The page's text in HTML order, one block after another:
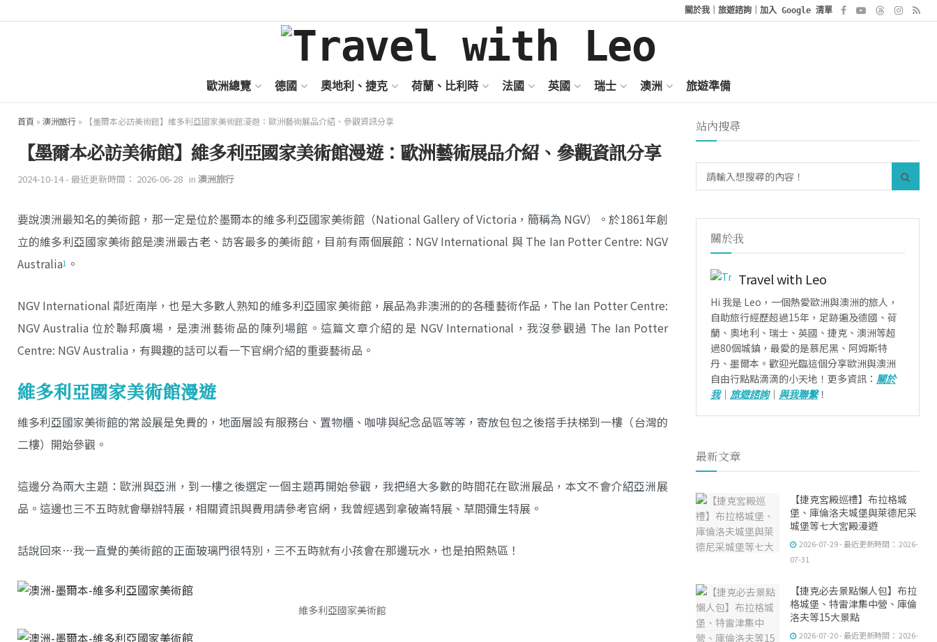
關於我 ｜旅遊諮詢 ｜加入 Google 清單
歐洲總覽 德國 奧地利、捷克 荷蘭、比利時 法國 英國 瑞士 澳洲 旅遊準備
首頁 » 澳洲旅行» 【墨爾本必訪美術館】維多利亞國家美術館漫遊：歐洲藝術展品介紹、參觀資訊分享
【墨爾本必訪美術館】維多利亞國家美術館漫遊：歐洲藝術展品介紹、參觀資訊分享
2024-10-14 - 最近更新時間： 2026-06-28 in 澳洲旅行
要說澳洲最知名的美術館，那一定是位於墨爾本的維多利亞國家美術館（National Gallery of Victoria，簡稱為 NGV）。於1861年創
立的維多利亞國家美術館是澳洲最古老、訪客最多的美術館，目前有兩個展館：NGV International 與 The Ian Potter Centre: NGV
Australia1 。
NGV International 鄰近南岸，也是大多數人熟知的維多利亞國家美術館，展品為非澳洲的的各種藝術作品，The Ian Potter Centre:
NGV Australia 位於聯邦廣場，是澳洲藝術品的陳列場館。這篇文章介紹的是 NGV International，我沒參觀過 The Ian Potter
Centre: NGV Australia，有興趣的話可以看一下官網介紹的重要藝術品。
維多利亞國家美術館漫遊
維多利亞國家美術館的常設展是免費的，地面層設有服務台、置物櫃、咖啡與紀念品區等等，寄放包包之後搭手扶梯到一樓（台灣的
二樓）開始參觀。
這邊分為兩大主題：歐洲與亞洲，到一樓之後選定一個主題再開始參觀，我把絕大多數的時間花在歐洲展品，本文不會介紹亞洲展
品。這邊也三不五時就會舉辦特展，相關資訊與費用請參考官網，我曾經遇到拿破崙特展、草間彌生特展。
話說回來…我一直覺的美術館的正面玻璃門很特別，三不五時就有小孩會在那邊玩水，也是拍照熱區！
維多利亞國家美術館
站內搜尋
關於我
Travel with Leo
Hi 我是 Leo，一個熱愛歐洲與澳洲的旅人，
自助旅行經歷超過15年，足跡遍及德國、荷
蘭、奧地利、瑞士、英國、捷克、澳洲等超
過80個城鎮，最愛的是慕尼黑、阿姆斯特
丹、墨爾本。歡迎光臨這個分享歐洲與澳洲
自由行點點滴滴的小天地！更多資訊： 關於
我｜ 旅遊諮詢｜ 與我聯繫！
最新文章
【捷克宮殿巡禮】布拉格城
堡、庫倫洛夫城堡與萊德尼采
城堡等七大宮殿漫遊
2026-07-29 - 最近更新時間： 2026-
07-31
【捷克必去景點懶人包】布拉
格城堡、特雷津集中營、庫倫
洛夫等15大景點
2026-07-20 - 最近更新時間： 2026-